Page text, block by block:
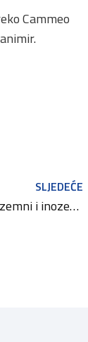
Cammeo
SLJEDEĆE
MAC Obrt za taksi prijevoz nudi tuzemni i inozemni prijevoz putnika